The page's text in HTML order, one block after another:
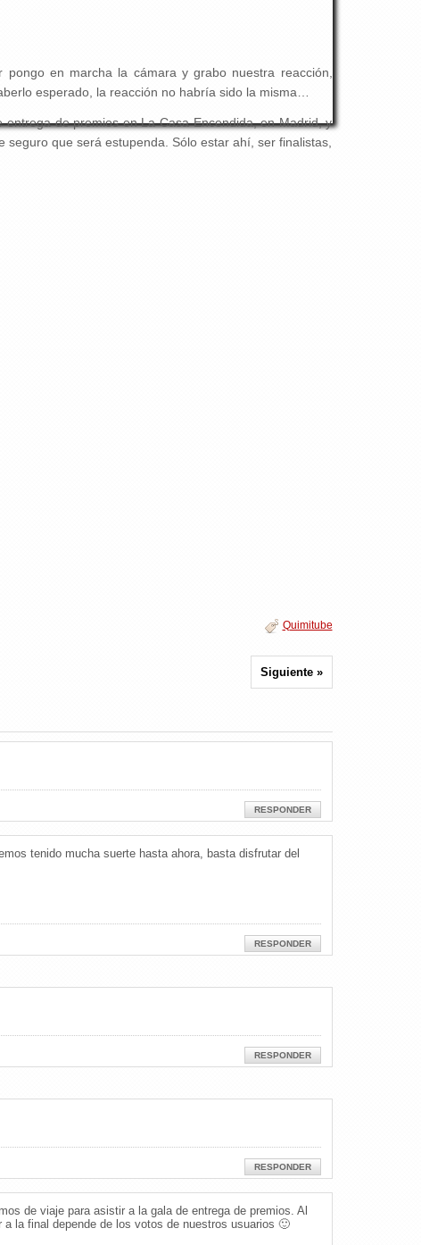
en marcha la cámara y grabo nuestra reacción,
esperado, la reacción no habría sido la misma…
de premios en La Casa Encendida, en Madrid, y
que será estupenda. Sólo estar ahí, ser finalistas,
Quimitube
Siguiente »
RESPONDER
tenido mucha suerte hasta ahora, basta disfrutar del
RESPONDER
RESPONDER
RESPONDER
de viaje para asistir a la gala de entrega de premios. Al
la final depende de los votos de nuestros usuarios 🙂